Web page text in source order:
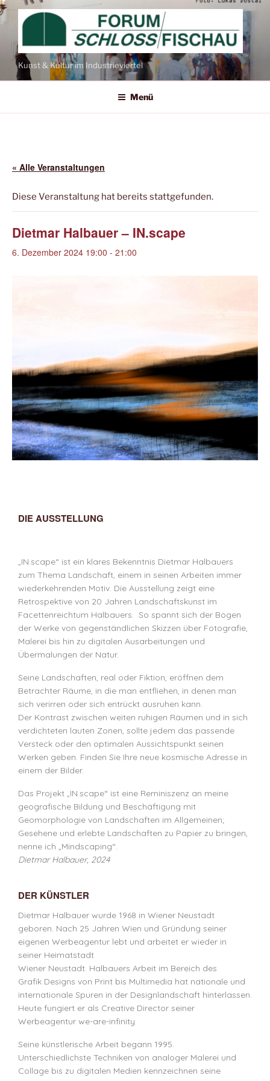
Kunst & Kultur im Industrieviertel
Menü
« Alle Veranstaltungen
Diese Veranstaltung hat bereits stattgefunden.
Dietmar Halbauer – IN.scape
6. Dezember 2024 19:00 - 21:00
DIE AUSSTELLUNG
„IN.scape“ ist ein klares Bekenntnis Dietmar Halbauers
zum Thema Landschaft, einem in seinen Arbeiten immer
wiederkehrenden Motiv. Die Ausstellung zeigt eine
Retrospektive von 20 Jahren Landschaftskunst im
Facettenreichtum Halbauers. So spannt sich der Bogen
der Werke von gegenständlichen Skizzen über Fotografie,
Malerei bis hin zu digitalen Ausarbeitungen und
Übermalungen der Natur.
Seine Landschaften, real oder Fiktion, eröffnen dem
Betrachter Räume, in die man entfliehen, in denen man
sich verirren oder sich entrückt ausruhen kann.
Der Kontrast zwischen weiten ruhigen Räumen und in sich
verdichteten lauten Zonen, sollte jedem das passende
Versteck oder den optimalen Aussichtspunkt seinen
Werken geben. Finden Sie Ihre neue kosmische Adresse in
einem der Bilder.
Das Projekt „IN.scape“ ist eine Reminiszenz an meine
geografische Bildung und Beschäftigung mit
Geomorphologie von Landschaften im Allgemeinen;
Gesehene und erlebte Landschaften zu Papier zu bringen,
nenne ich „Mindscaping“.
Dietmar Halbauer, 2024
DER KÜNSTLER
Dietmar Halbauer wurde 1968 in Wiener Neustadt
geboren. Nach 25 Jahren Wien und Gründung seiner
eigenen Werbeagentur lebt und arbeitet er wieder in
seiner Heimatstadt
Wiener Neustadt. Halbauers Arbeit im Bereich des
Grafik Designs von Print bis Multimedia hat nationale und
internationale Spuren in der Designlandschaft hinterlassen.
Heute fungiert er als Creative Director seiner
Werbeagentur we-are-infinity.
Seine künstlerische Arbeit begann 1995.
Unterschiedlichste Techniken von analoger Malerei und
Collage bis zu digitalen Medien kennzeichnen seine